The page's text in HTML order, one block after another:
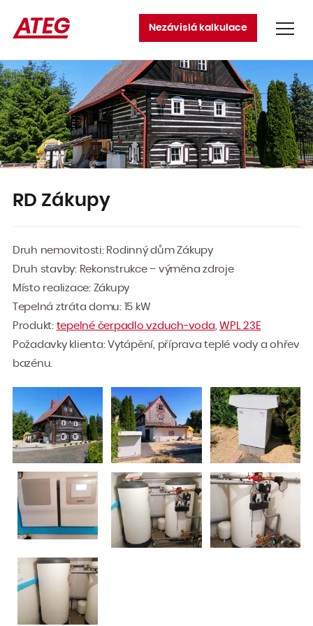
Nezávislá kalkulace
Produkty
Tepelná čerpadla
Rekuperační jednotky
Klimatizace
Topné a chladící soustavy
Servis tepelných čerpadel
Vytvoření průkazu energetické
Kontroly těsnosti chladících
Reference
Dotace
Čistá energie Praha
Nová zelená úsporám
O společnosti
Kontakt
RD Zákupy
Druh nemovitosti: Rodinný dům Zákupy
Druh stavby: Rekonstrukce – výměna zdroje
Místo realizace: Zákupy
Tepelná ztráta domu: 15 kW
Produkt: tepelné čerpadlo vzduch-voda,WPL 23E
Požadavky klienta: Vytápění, příprava teplé vody a ohřev
bazénu.